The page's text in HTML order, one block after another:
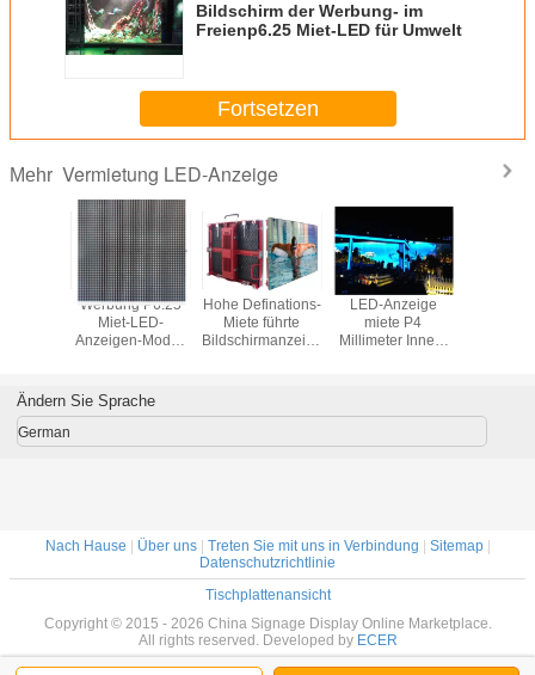
Bildschirm der Werbung- im
Freienp6.25 Miet-LED für Umwelt
Fortsetzen
Mehr Vermietung LED-Anzeige
des
Werbung P6.25
Miet-LED-
Anzeigen-Modul,
Hohe Definations-
Miete führte
Bildschirmanzeige
LED-Anzeige
miete P4
Millimeter Innen,
Ändern Sie Sprache
German
Nach Hause Über uns| Treten Sie mit uns in Verbindung Sitemap|
Datenschutzrichtlinie
Tischplattenansicht
Copyright © 2015 - 2026 China Signage Display Online Marketplace.
All rights reserved. Developed by ECER